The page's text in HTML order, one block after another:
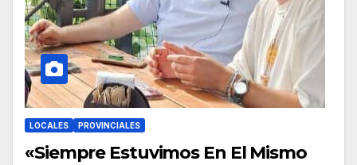
LOCALES PROVINCIALES
«Siempre Estuvimos En El Mismo